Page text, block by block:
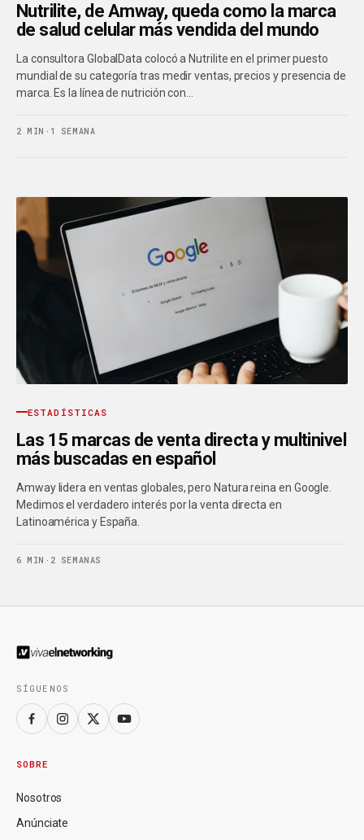
Nutrilite, de Amway, queda como la marca
de salud celular más vendida del mundo
La consultora GlobalData colocó a Nutrilite en el primer puesto
mundial de su categoría tras medir ventas, precios y presencia de
marca. Es la línea de nutrición con…
2 MIN · 1 SEMANA
ESTADÍSTICAS
Las 15 marcas de venta directa y multinivel
más buscadas en español
Amway lidera en ventas globales, pero Natura reina en Google.
Medimos el verdadero interés por la venta directa en
Latinoamérica y España.
6 MIN · 2 SEMANAS
SÍGUENOS
SOBRE
Nosotros
Anúnciate